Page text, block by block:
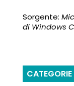
Sorgente:
di Windows
CATEGORIE